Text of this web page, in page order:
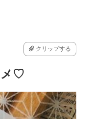
クリップする
メ♡